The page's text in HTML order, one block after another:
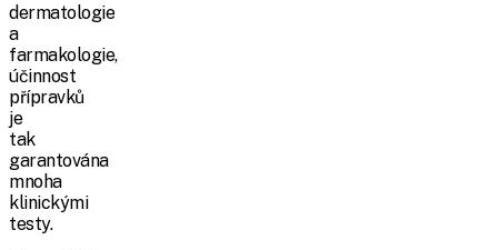
dermatologie
a
farmakologie,
účinnost
přípravků
je
tak
garantována
mnoha
klinickými
testy.